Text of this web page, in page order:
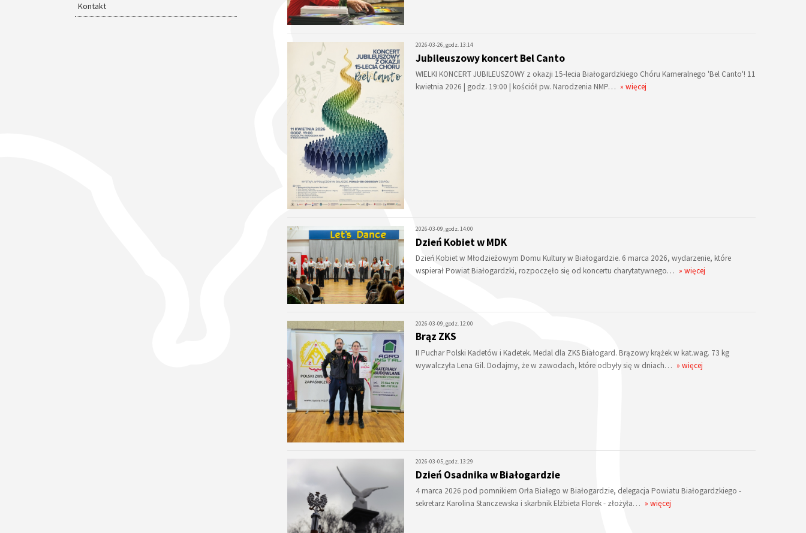
2026-03-26, godz. 13:14
Jubileuszowy koncert Bel Canto
WIELKI KONCERT JUBILEUSZOWY z okazji 15-lecia Białogardzkiego Chóru Kameralnego 'Bel Canto'! 11
kwietnia 2026 | godz. 19:00 | kościół pw. Narodzenia NMP… » więcej
2026-03-09, godz. 14:00
Dzień Kobiet w MDK
Dzień Kobiet w Młodzieżowym Domu Kultury w Białogardzie. 6 marca 2026, wydarzenie, które
wspierał Powiat Białogardzki, rozpoczęło się od koncertu charytatywnego… » więcej
2026-03-09, godz. 12:00
Brąz ZKS
II Puchar Polski Kadetów i Kadetek. Medal dla ZKS Białogard. Brązowy krążek w kat.wag. 73 kg
wywalczyła Lena Gil. Dodajmy, że w zawodach, które odbyły się w dniach… » więcej
2026-03-05, godz. 13:29
Dzień Osadnika w Białogardzie
4 marca 2026 pod pomnikiem Orła Białego w Białogardzie, delegacja Powiatu Białogardzkiego -
sekretarz Karolina Stanczewska i skarbnik Elżbieta Florek - złożyła… » więcej
Kontakt